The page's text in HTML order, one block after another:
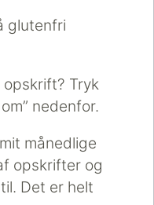
glutenfri
Tryk
nedenfor.
månedlige
opskrifter og
Det er helt